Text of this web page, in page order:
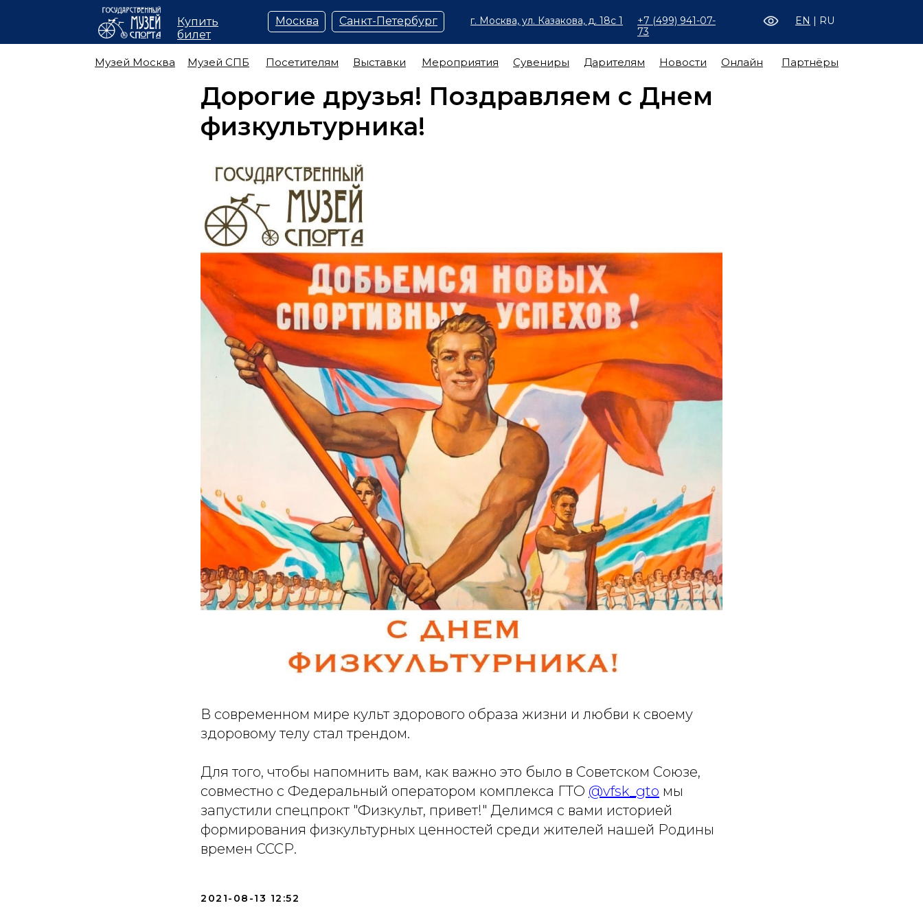
| RU
EN
+7 (499) 941-07-
73
г. Москва, ул. Казакова, д. 18с 1
Музей Москва Музей СПБ Посетителям Выставки Мероприятия Сувениры Новости
Дарителям Онлайн Партнёры
Санкт-Петербург
Москва
Купить
билет
Дорогие друзья! Поздравляем с Днем
физкультурника!
В современном мире культ здорового образа жизни и любви к своему
здоровому телу стал трендом.
Для того, чтобы напомнить вам, как важно это было в Советском Союзе,
совместно с Федеральный оператором комплекса ГТО @vfsk_gto мы
запустили спецпрокт "Физкульт, привет!" Делимся с вами историей
формирования физкультурных ценностей среди жителей нашей Родины
времен СССР.
2021-08-13 12:52